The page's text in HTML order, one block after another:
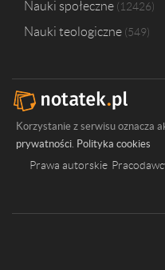
Nauki społeczne 12426
Nauki teologiczne 549
Korzystanie z serwisu oznacza
prywatności. Polityka cookies
Prawa autorskie